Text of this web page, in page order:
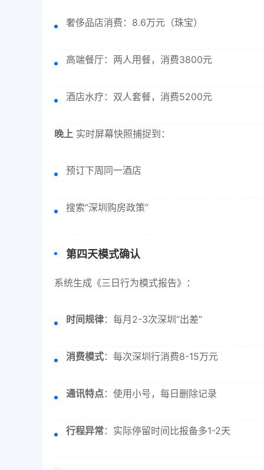
奢侈品店消费：8.6万元（珠宝）
高端餐厅：两人用餐，消费3800元
酒店水疗：双人套餐，消费5200元
晚上 实时屏幕快照捕捉到：
预订下周同一酒店
搜索“深圳购房政策”
第四天模式确认
系统生成《三日行为模式报告》：
时间规律：每月2-3次深圳“出差”
消费模式：每次深圳行消费8-15万元
通讯特点：使用小号，每日删除记录
行程异常：实际停留时间比报备多1-2天